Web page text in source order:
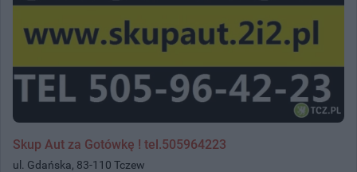
Skup Aut za Gotówkę ! tel.505964223
ul. Gdańska, 83-110 Tczew